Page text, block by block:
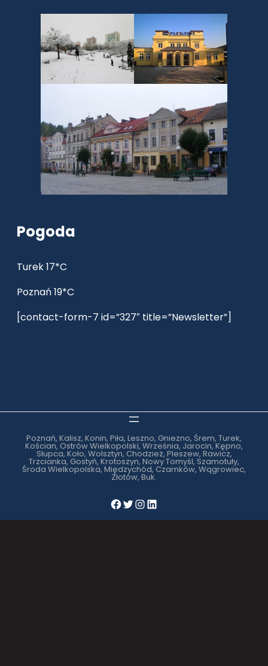
Pogoda
Turek 17*C
Poznań 19*C
[contact-form-7 id=”327″ title=”Newsletter”]
Poznań, Kalisz, Konin, Piła, Leszno, Gniezno, Śrem, Turek,
Kościan, Ostrów Wielkopolski, Września, Jarocin, Kępno,
Słupca, Koło, Wolsztyn, Chodzież, Pleszew, Rawicz,
Trzcianka, Gostyń, Krotoszyn, Nowy Tomyśl, Szamotuły,
Środa Wielkopolska, Międzychód, Czarnków, Wągrowiec,
Złotów, Buk.
Facebook Twitter Instagram LinkedIn